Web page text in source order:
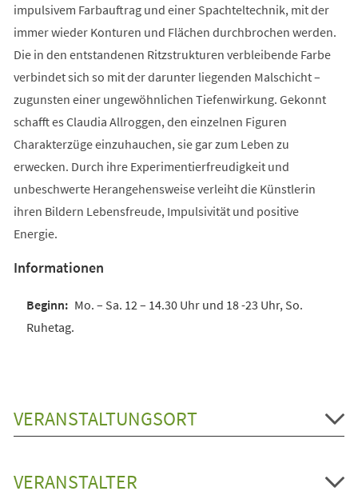
impulsivem Farbauftrag und einer Spachteltechnik, mit der
immer wieder Konturen und Flächen durchbrochen werden.
Die in den entstandenen Ritzstrukturen verbleibende Farbe
verbindet sich so mit der darunter liegenden Malschicht –
zugunsten einer ungewöhnlichen Tiefenwirkung. Gekonnt
schafft es Claudia Allroggen, den einzelnen Figuren
Charakterzüge einzuhauchen, sie gar zum Leben zu
erwecken. Durch ihre Experimentierfreudigkeit und
unbeschwerte Herangehensweise verleiht die Künstlerin
ihren Bildern Lebensfreude, Impulsivität und positive
Energie.
Informationen
Mo. – Sa. 12 – 14.30 Uhr und 18 -23 Uhr, So.
Ruhetag.
VERANSTALTUNGSORT
VERANSTALTER